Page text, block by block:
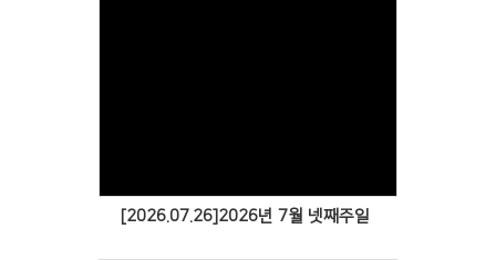
[2026.07.26]2026년 7월 넷째주일